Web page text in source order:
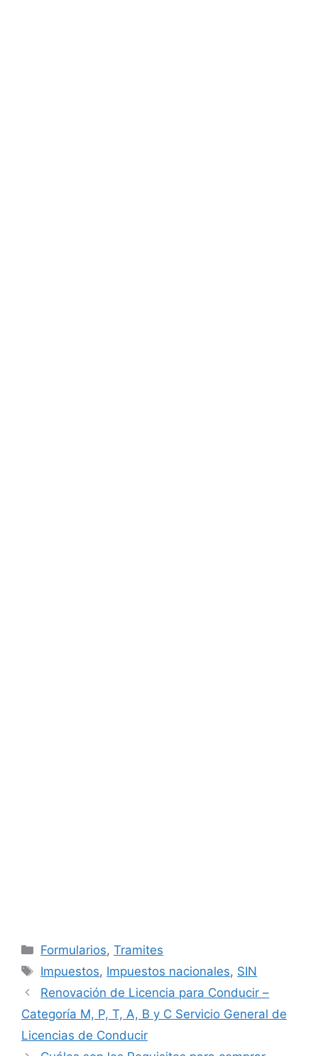
Categories
Formularios,Tramites
Tags
Impuestos, Impuestos nacionales, SIN
Renovación de Licencia para Conducir –
Categoría M, P, T, A, B y C Servicio General de
Licencias de Conducir